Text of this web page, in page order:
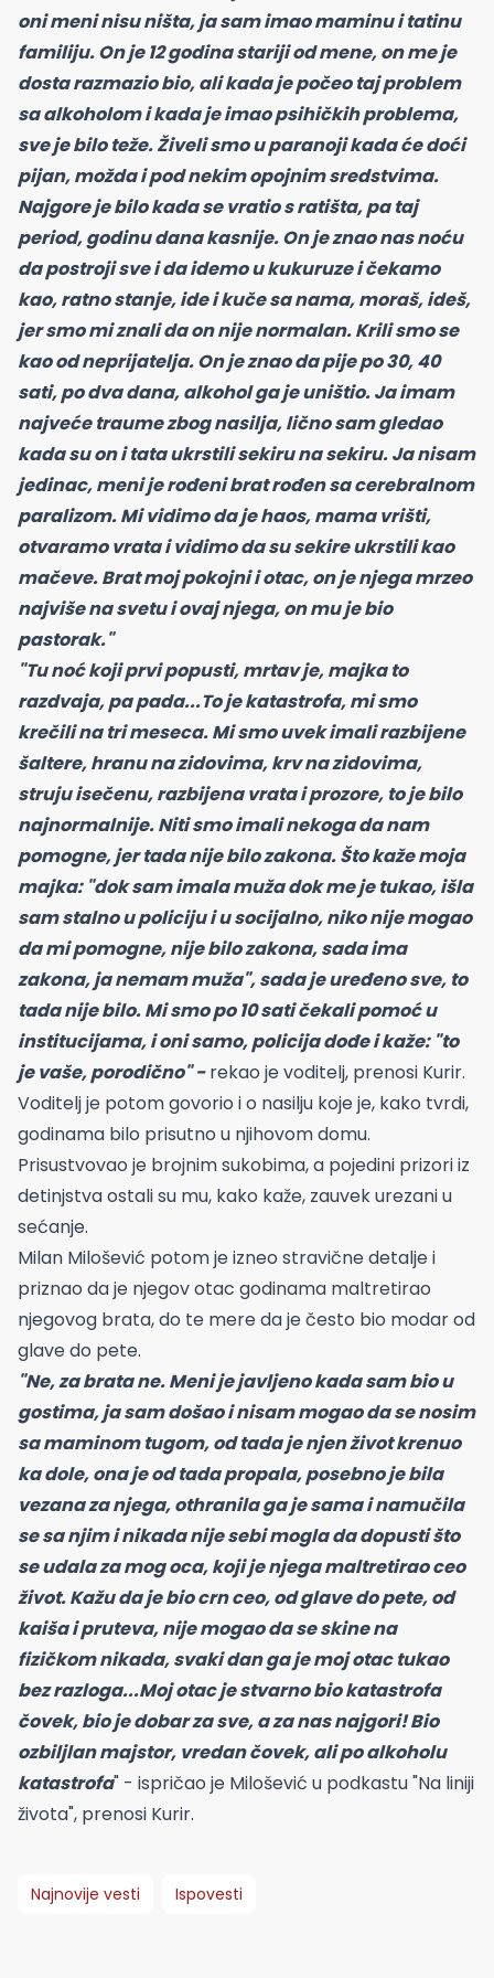
oni meni nisu ništa, ja sam imao maminu i tatinu
familiju. On je 12 godina stariji od mene, on me je
dosta razmazio bio, ali kada je počeo taj problem
sa alkoholom i kada je imao psihičkih problema,
sve je bilo teže. Živeli smo u paranoji kada će doći
pijan, možda i pod nekim opojnim sredstvima.
Najgore je bilo kada se vratio s ratišta, pa taj
period, godinu dana kasnije. On je znao nas noću
da postroji sve i da idemo u kukuruze i čekamo
kao, ratno stanje, ide i kuče sa nama, moraš, ideš,
jer smo mi znali da on nije normalan. Krili smo se
kao od neprijatelja. On je znao da pije po 30, 40
sati, po dva dana, alkohol ga je uništio. Ja imam
najveće traume zbog nasilja, lično sam gledao
kada su on i tata ukrstili sekiru na sekiru. Ja nisam
jedinac, meni je rođeni brat rođen sa cerebralnom
paralizom. Mi vidimo da je haos, mama vrišti,
otvaramo vrata i vidimo da su sekire ukrstili kao
mačeve. Brat moj pokojni i otac, on je njega mrzeo
najviše na svetu i ovaj njega, on mu je bio
pastorak."
"Tu noć koji prvi popusti, mrtav je, majka to
razdvaja, pa pada...To je katastrofa, mi smo
krečili na tri meseca. Mi smo uvek imali razbijene
šaltere, hranu na zidovima, krv na zidovima,
struju isečenu, razbijena vrata i prozore, to je bilo
najnormalnije. Niti smo imali nekoga da nam
pomogne, jer tada nije bilo zakona. Što kaže moja
majka: "dok sam imala muža dok me je tukao, išla
sam stalno u policiju i u socijalno, niko nije mogao
da mi pomogne, nije bilo zakona, sada ima
zakona, ja nemam muža", sada je uređeno sve, to
tada nije bilo. Mi smo po 10 sati čekali pomoć u
institucijama, i oni samo, policija dođe i kaže: "to
je vaše, porodično" -rekao je voditelj, prenosi Kurir.
Voditelj je potom govorio i o nasilju koje je, kako tvrdi,
godinama bilo prisutno u njihovom domu.
Prisustvovao je brojnim sukobima, a pojedini prizori iz
detinjstva ostali su mu, kako kaže, zauvek urezani u
sećanje.
Milan Milošević potom je izneo stravične detalje i
priznao da je njegov otac godinama maltretirao
njegovog brata, do te mere da je često bio modar od
glave do pete.
"Ne, za brata ne. Meni je javljeno kada sam bio u
gostima, ja sam došao i nisam mogao da se nosim
sa maminom tugom, od tada je njen život krenuo
ka dole, ona je od tada propala, posebno je bila
vezana za njega, othranila ga je sama i namučila
se sa njim i nikada nije sebi mogla da dopusti što
se udala za mog oca, koji je njega maltretirao ceo
život. Kažu da je bio crn ceo, od glave do pete, od
kaiša i pruteva, nije mogao da se skine na
fizičkom nikada, svaki dan ga je moj otac tukao
bez razloga...Moj otac je stvarno bio katastrofa
čovek, bio je dobar za sve, a za nas najgori! Bio
ozbiljlan majstor, vredan čovek, ali po alkoholu
katastrofa" - ispričao je Milošević u podkastu "Na liniji
života", prenosi Kurir.
Najnovije vesti Ispovesti